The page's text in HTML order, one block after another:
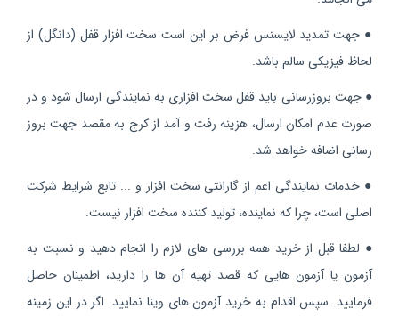
● جهت تمدید لایسنس فرض بر این است سخت افزار قفل (دانگل) از
لحاظ فیزیکی سالم باشد.
●جهت بروزرسانی باید قفل سخت افزاری به نمایندگی ارسال شود و در
صورت عدم امکان ارسال، هزینه رفت و آمد از کرج به مقصد جهت بروز
رسانی اضافه خواهد شد.
● خدمات نمایندگی اعم از گارانتی سخت افزار و ... تابع شرایط شرکت
اصلی است، چرا که نماینده،تولید کننده سخت افزار نیست.
● لطفا قبل از خرید همه بررسی های لازم را انجام دهید و نسبت به
آزمون یا آزمون هایی که قصد تهیه آن ها را دارید، اطمینان حاصل
فرمایید. سپس اقدام به خرید آزمون های وینا نمایید. اگر در این زمینه